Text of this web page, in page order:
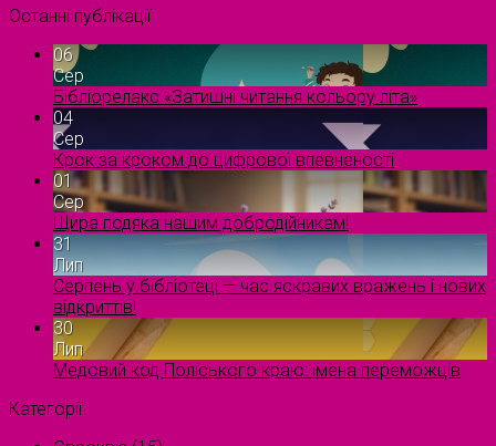
Останні публікації
06
Сер
Бібліорелакс «Затишні читання кольору літа»
04
Сер
Крок за кроком до цифрової впевненості
01
Сер
Щира подяка нашим добродійникам!
31
Лип
Серпень у бібліотеці — час яскравих вражень і нових
відкриттів!
30
Лип
Медовий код Поліського краю: імена переможців
Категорії